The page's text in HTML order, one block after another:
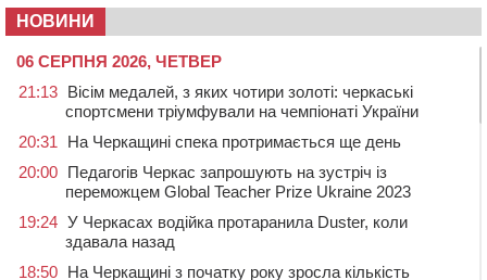
НОВИНИ
06 СЕРПНЯ 2026, ЧЕТВЕР
21:13 Вісім медалей, з яких чотири золоті: черкаські
спортсмени тріумфували на чемпіонаті України
20:31
На Черкащині спека протримається ще день
20:00 Педагогів Черкас запрошують на зустріч із
переможцем Global Teacher Prize Ukraine 2023
19:24 У Черкасах водійка протаранила Duster, коли
здавала назад
18:50 На Черкащині з початку року зросла кількість